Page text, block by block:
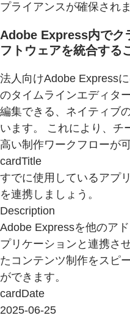
プライアンスが確保されま
Adobe Express内でク
フトウェアを統合する
法人向けAdobe Express
のタイムラインエディタ
編集できる、ネイティブ
います。 これにより、チ
高い制作ワークフローが
cardTitle
すでに使用しているアプ
を連携しましょう。
Description
Adobe Expressを他のア
プリケーションと連携さ
たコンテンツ制作をスピ
ができます。
cardDate
2025-06-25